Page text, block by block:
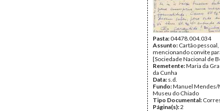
Pasta:04478.004.034
Assunto: Cartão pessoal,
mencionando convite
[Sociedade Nacional de
Remetente:Maria da
da Cunha
Data: s.d.
Fundo:Manuel Mendes/
Museu do Chiado
Tipo Documental:
Página(s):2